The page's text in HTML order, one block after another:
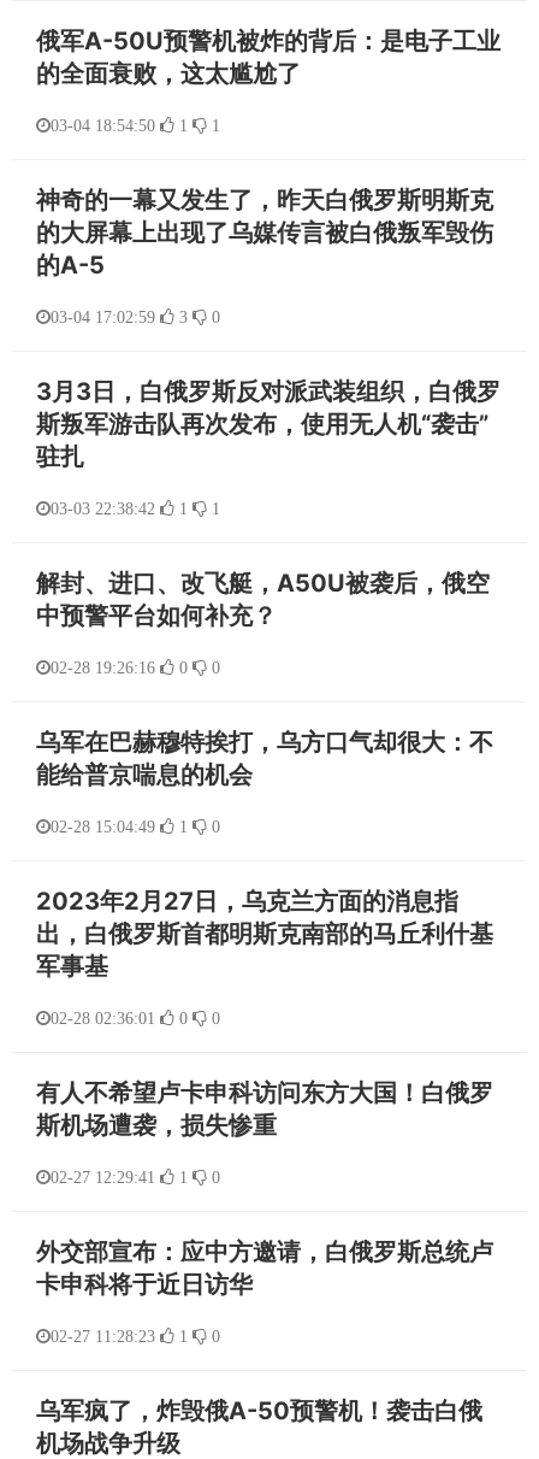
俄军A-50U预警机被炸的背后：是电子工业
的全面衰败，这太尴尬了
03-04 18:54:50 1 1
神奇的一幕又发生了，昨天白俄罗斯明斯克
的大屏幕上出现了乌媒传言被白俄叛军毁伤
的A-5
03-04 17:02:59 3 0
3月3日，白俄罗斯反对派武装组织，白俄罗
斯叛军游击队再次发布，使用无人机“袭击”
驻扎
03-03 22:38:42 1 1
解封、进口、改飞艇，A50U被袭后，俄空
中预警平台如何补充？
02-28 19:26:16 0 0
乌军在巴赫穆特挨打，乌方口气却很大：不
能给普京喘息的机会
02-28 15:04:49 1 0
2023年2月27日，乌克兰方面的消息指
出，白俄罗斯首都明斯克南部的马丘利什基
军事基
02-28 02:36:01 0 0
有人不希望卢卡申科访问东方大国！白俄罗
斯机场遭袭，损失惨重
02-27 12:29:41 1 0
外交部宣布：应中方邀请，白俄罗斯总统卢
卡申科将于近日访华
02-27 11:28:23 1 0
乌军疯了，炸毁俄A-50预警机！袭击白俄
机场战争升级